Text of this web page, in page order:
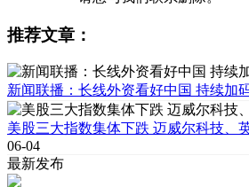
推荐文章：
新闻联播：长线外资看好中国 持续加
美股三大指数集体下跌 迈威尔科技、
06-04
最新发布